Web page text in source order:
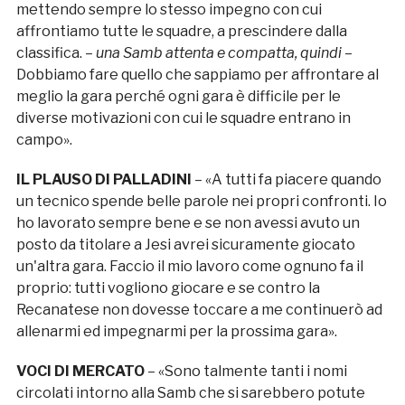
mettendo sempre lo stesso impegno con cui
affrontiamo tutte le squadre, a prescindere dalla
classifica. – una Samb attenta e compatta, quindi–
Dobbiamo fare quello che sappiamo per affrontare al
meglio la gara perché ogni gara è difficile per le
diverse motivazioni con cui le squadre entrano in
campo».
IL PLAUSO DI PALLADINI – «A tutti fa piacere quando
un tecnico spende belle parole nei propri confronti. Io
ho lavorato sempre bene e se non avessi avuto un
posto da titolare a Jesi avrei sicuramente giocato
un'altra gara. Faccio il mio lavoro come ognuno fa il
proprio: tutti vogliono giocare e se contro la
Recanatese non dovesse toccare a me continuerò ad
allenarmi ed impegnarmi per la prossima gara».
VOCI DI MERCATO– «Sono talmente tanti i nomi
circolati intorno alla Samb che si sarebbero potute